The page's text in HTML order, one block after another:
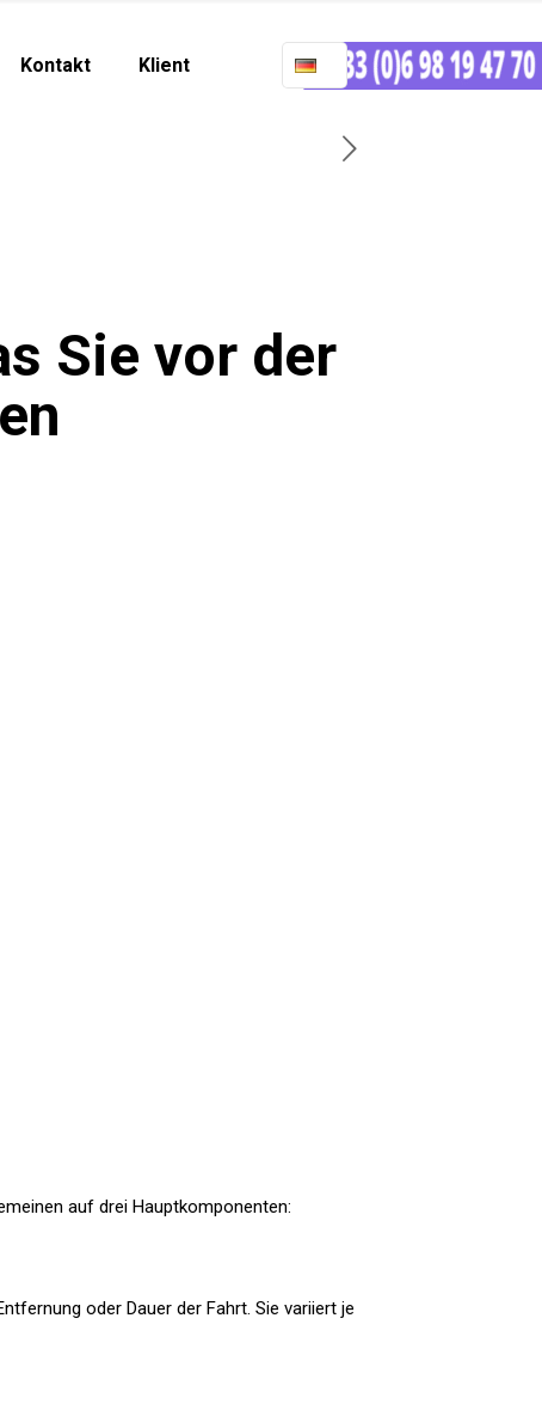
Kontakt Klient
Sie vor der
auf drei Hauptkomponenten:
oder Dauer der Fahrt. Sie variiert je